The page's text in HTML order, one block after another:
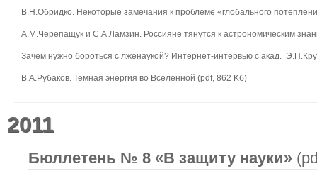
В.Н.Обридко. Некоторые замечания к проблеме «глобального
А.М.Черепащук и С.А.Ламзин. Россияне тянутся к астрономическим
Зачем нужно бороться с лженаукой? Интернет-интервью с акад.
В.А.Рубаков. Темная энергия во Вселенной (pdf, 862 Kб)
2011
Бюллетень № 8 «В защиту науки»